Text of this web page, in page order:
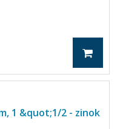
1 &quot;1/2 - zinok